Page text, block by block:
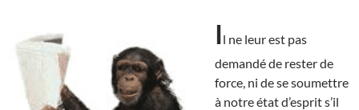
Il ne leur est pas
demandé de rester de
force, ni de se soumettre
à notre état d’esprit s’il